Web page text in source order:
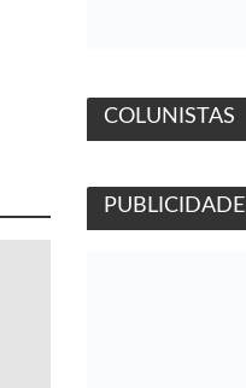
COLUNISTAS
PUBLICIDADE